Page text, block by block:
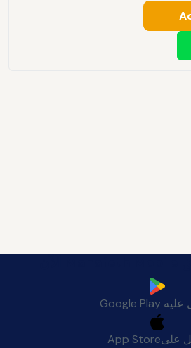
عليه Google Play
علىApp Store